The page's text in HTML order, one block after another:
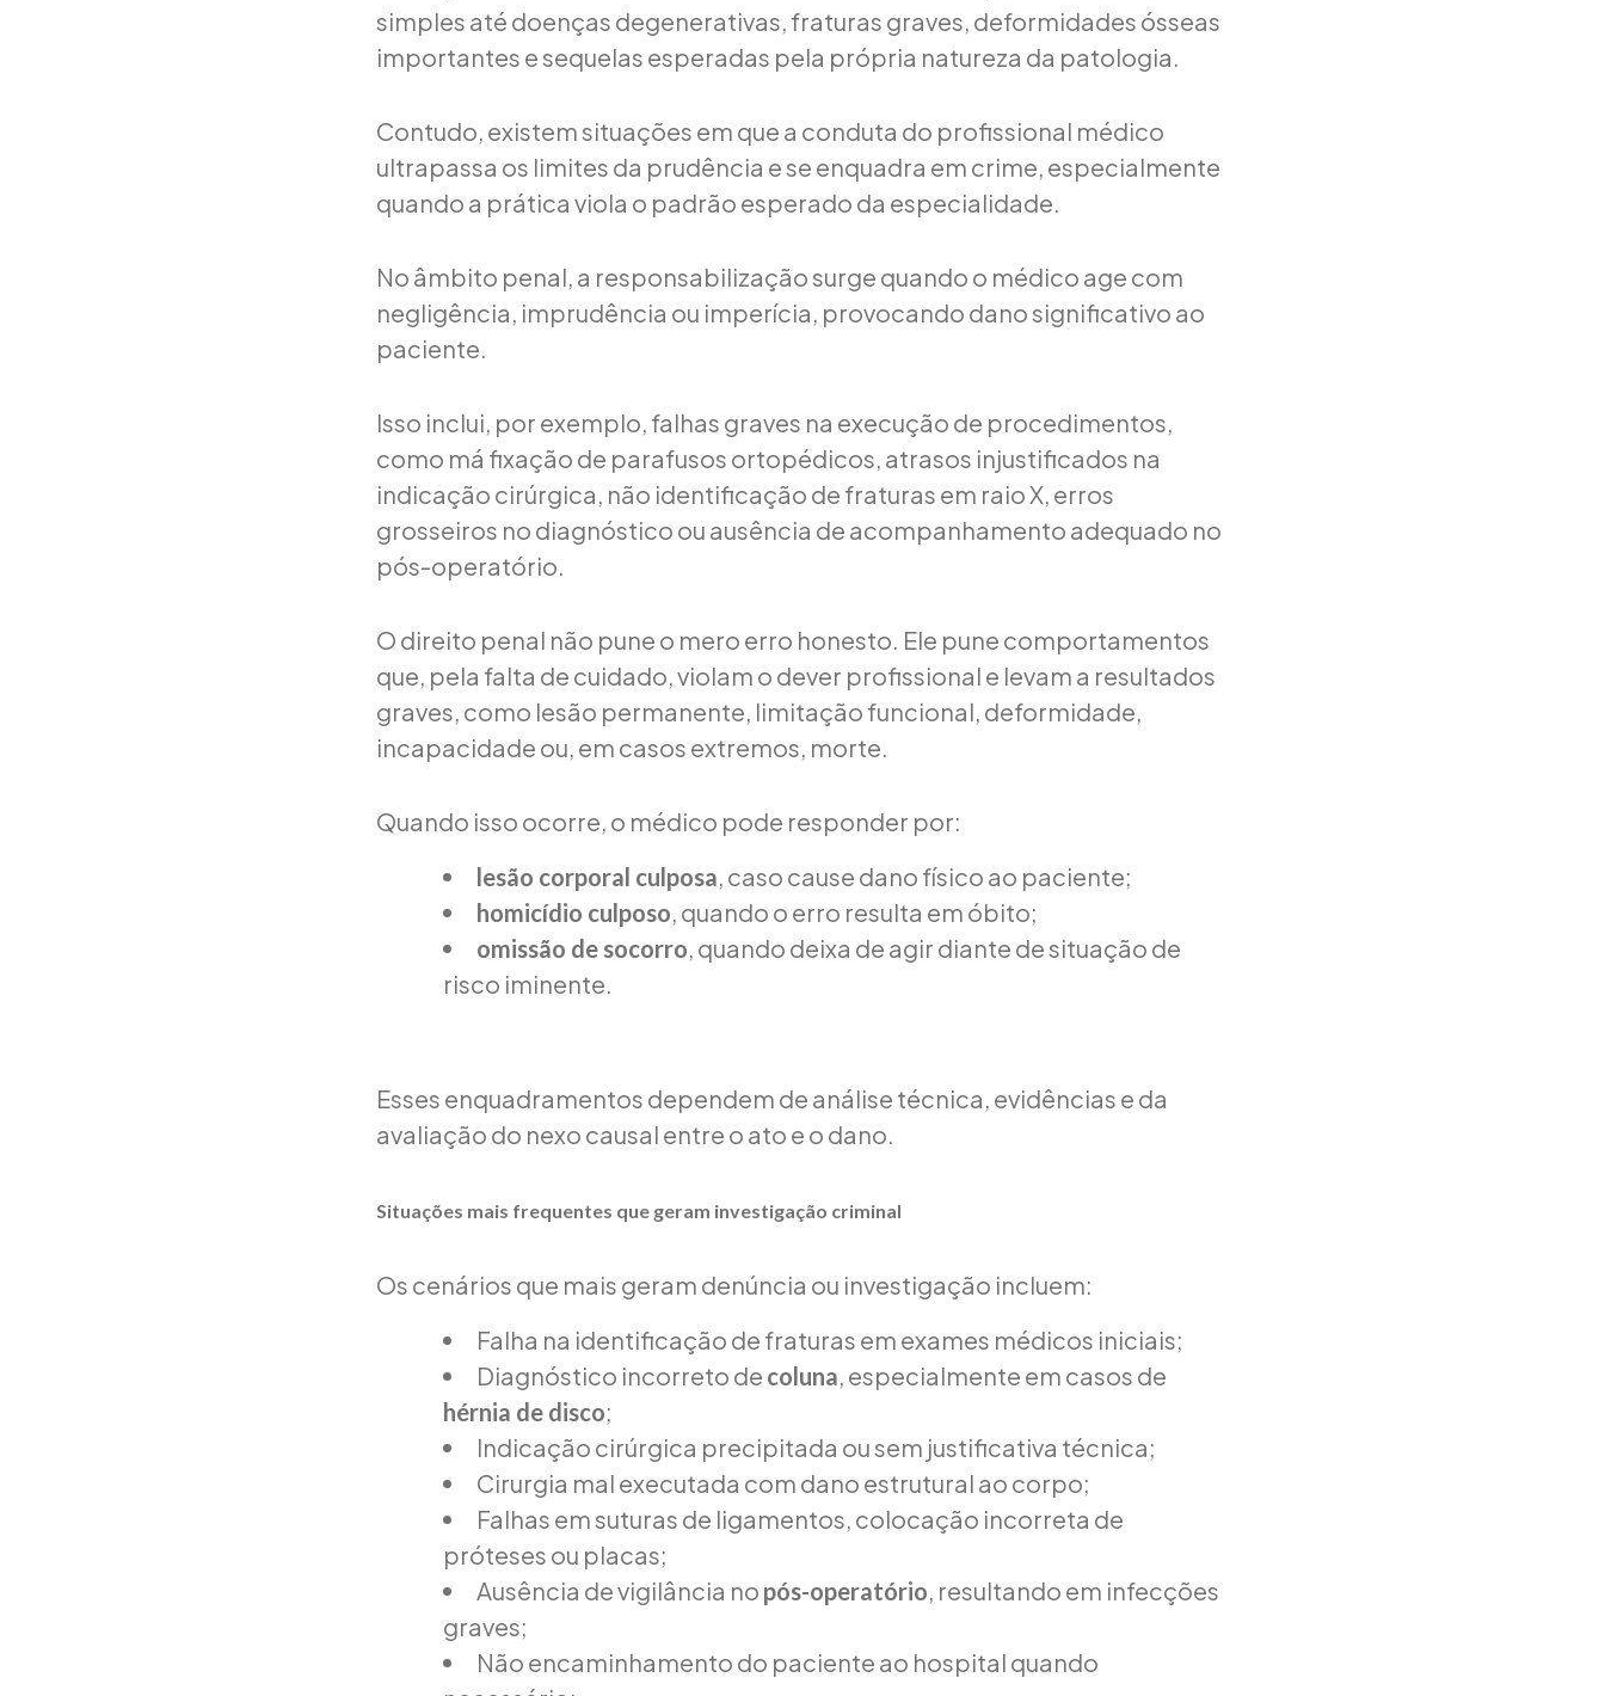
simples até doenças degenerativas, fraturas graves, deformidades ósseas
importantes e sequelas esperadas pela própria natureza da patologia.
Contudo, existem situações em que a conduta do profissional médico
ultrapassa os limites da prudência e se enquadra em crime, especialmente
quando a prática viola o padrão esperado da especialidade.
No âmbito penal, a responsabilização surge quando o médico age com
negligência, imprudência ou imperícia, provocando dano significativo ao
paciente.
Isso inclui, por exemplo, falhas graves na execução de procedimentos,
como má fixação de parafusos ortopédicos, atrasos injustificados na
indicação cirúrgica, não identificação de fraturas em raio X, erros
grosseiros no diagnóstico ou ausência de acompanhamento adequado no
pós-operatório.
O direito penal não pune o mero erro honesto. Ele pune comportamentos
que, pela falta de cuidado, violam o dever profissional e levam a resultados
graves, como lesão permanente, limitação funcional, deformidade,
incapacidade ou, em casos extremos, morte.
Quando isso ocorre, o médico pode responder por:
lesão corporal culposa, caso cause dano físico ao paciente;
homicídio culposo, quando o erro resulta em óbito;
omissão de socorro, quando deixa de agir diante de situação de
risco iminente.
Esses enquadramentos dependem de análise técnica, evidências e da
avaliação do nexo causal entre o ato e o dano.
Situações mais frequentes que geram investigação criminal
Os cenários que mais geram denúncia ou investigação incluem:
Falha na identificação de fraturas em exames médicos iniciais;
Diagnóstico incorreto de coluna, especialmente em casos de
hérnia de disco;
Indicação cirúrgica precipitada ou sem justificativa técnica;
Cirurgia mal executada com dano estrutural ao corpo;
Falhas em suturas de ligamentos, colocação incorreta de
próteses ou placas;
Ausência de vigilância no pós-operatório, resultando em infecções
graves;
Não encaminhamento do paciente ao hospital quando